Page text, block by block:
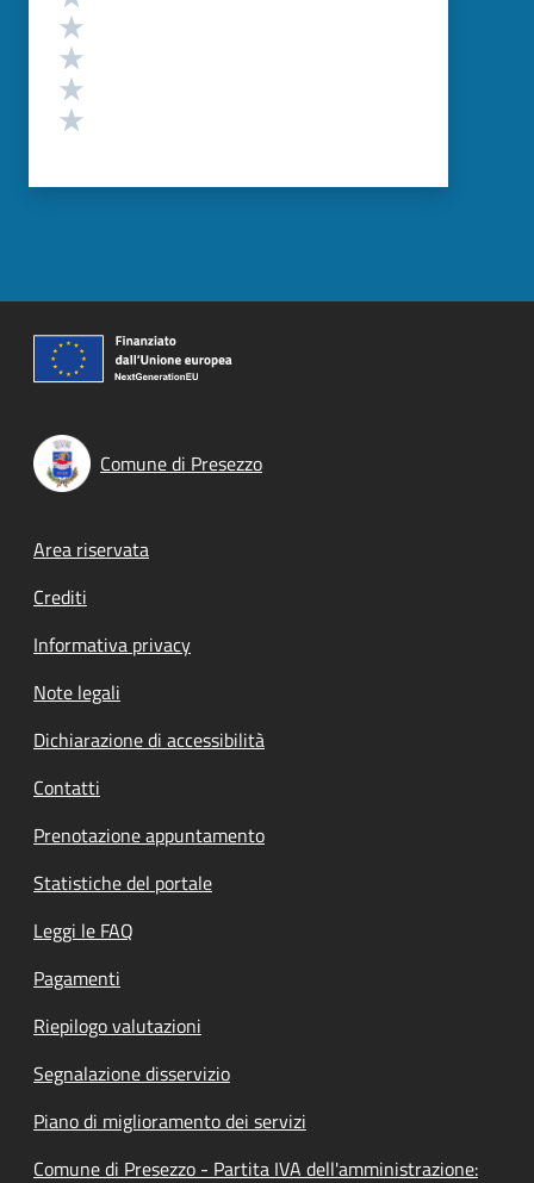
Comune di Presezzo
Footer menu
Area riservata
Crediti
Informativa privacy
Note legali
Dichiarazione di accessibilità
Contatti
Prenotazione appuntamento
Statistiche del portale
Leggi le FAQ
Pagamenti
Riepilogo valutazioni
Segnalazione disservizio
Piano di miglioramento dei servizi
Comune di Presezzo - Partita IVA dell'amministrazione: